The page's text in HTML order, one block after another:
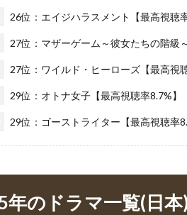
26位：エイジハラスメント【最高視聴率
27位：マザーゲーム～彼女たちの階級
27位：ワイルド・ヒーローズ【最高視
29位：オトナ女子【最高視聴率8.7%】
29位：ゴーストライター【最高視聴率
年のドラマ一覧(日本